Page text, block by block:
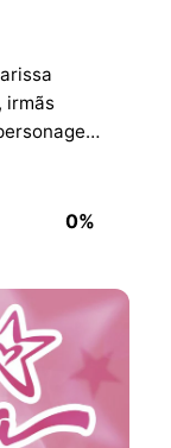
irmãs
0%